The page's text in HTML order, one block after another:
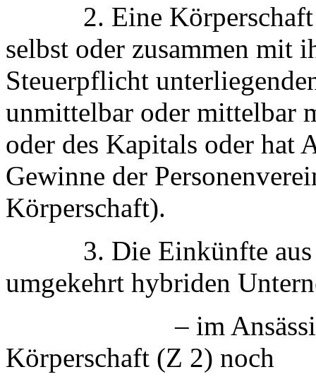
2. Eine Körperschaft
selbst oder zusammen mit
Steuerpflicht
unmittelbar oder mittelbar
oder des Kapitals oder hat
Gewinne der
Körperschaft).
3. Die Einkünfte aus
umgekehrt hybriden
– im
Körperschaft (Z 2) noch